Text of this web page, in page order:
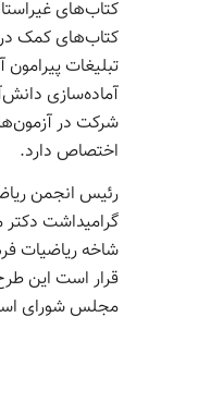
کتاب‌های
کتاب‌های کمک
تبلیغات
آماده‌سازی
شرکت در
اختصاص دارد.
رئیس انجمن
گرامیداشت دکتر
شاخه ریاضیات
قرار است این
مجلس شورای